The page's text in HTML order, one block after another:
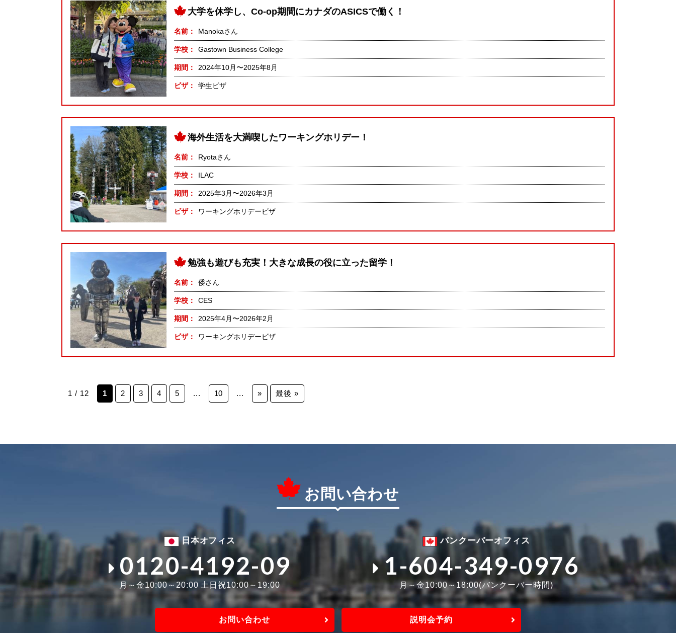
大学を休学し、Co-op期間にカナダのASICSで働く！
名前 Manokaさん
学校 Gastown Business College
期間 2024年10月〜2025年8月
ビザ 学生ビザ
海外生活を大満喫したワーキングホリデー！
名前 Ryotaさん
学校 ILAC
期間 2025年3月〜2026年3月
ビザ ワーキングホリデービザ
勉強も遊びも充実！大きな成長の役に立った留学！
名前 倭さん
学校 CES
期間 2025年4月〜2026年2月
ビザ ワーキングホリデービザ
1 / 12 1 2 3 4 5 ... 10 ... » 最後 »
お問い合わせ
日本オフィス
0120-4192-09
月～金10:00～20:00 土日祝10:00～19:00
バンクーバーオフィス
1-604-349-0976
月～金10:00～18:00(バンクーバー時間)
お問い合わせ 説明会予約